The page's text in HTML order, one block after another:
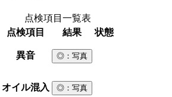
点検項目一覧表
点検項目
結果 状態
異音 ◎ ：写真
オイル混入 ◎ ：写真